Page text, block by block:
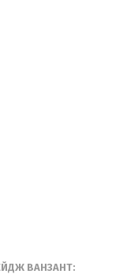
ВАНЗАНТ: